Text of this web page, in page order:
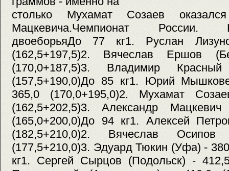
столько Мухамат Созаев
Мацкевича.Чемпионат России.
двоеборьяДо 77 кг1. Руслан
(162,5+197,5)2. Вячеслав Ершов
(170,0+187,5)3. Владимир
(157,5+190,0)До 85 кг1. Юрий
365,0 (170,0+195,0)2. Мухамат
(162,5+202,5)3. Александр
(165,0+200,0)До 94 кг1. Алексей
(182,5+210,0)2. Вячеслав
(177,5+210,0)3. Эдуард Тюкин (Уфа) -
кг1. Сергей Сырцов (Подольск) -